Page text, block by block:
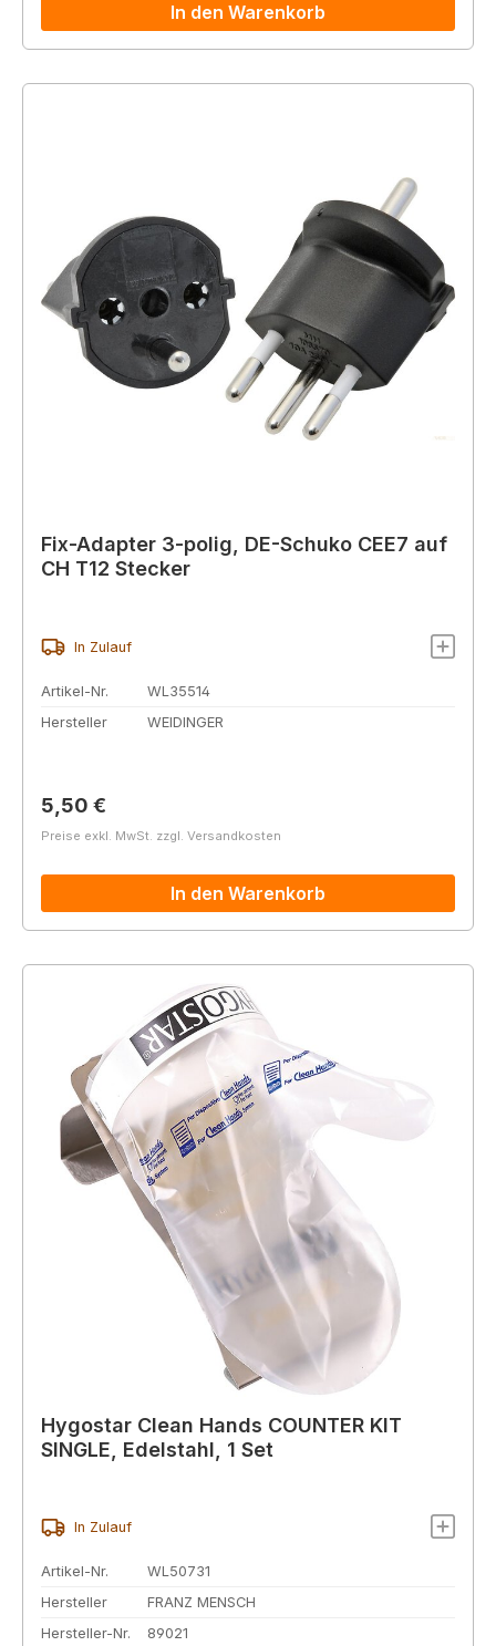
In den Warenkorb
Fix-Adapter 3-polig, DE-Schuko CEE7 auf
CH T12 Stecker
In Zulauf
Artikel-Nr.
WL35514
Hersteller
WEIDINGER
Regulärer Preis:
5,50 €
Preise exkl. MwSt. zzgl. Versandkosten
In den Warenkorb
Hygostar Clean Hands COUNTER KIT
SINGLE, Edelstahl, 1 Set
In Zulauf
Artikel-Nr.
WL50731
Hersteller
FRANZ MENSCH
Hersteller-Nr.
89021